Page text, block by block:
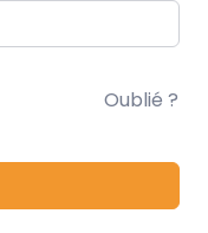
Oublié ?